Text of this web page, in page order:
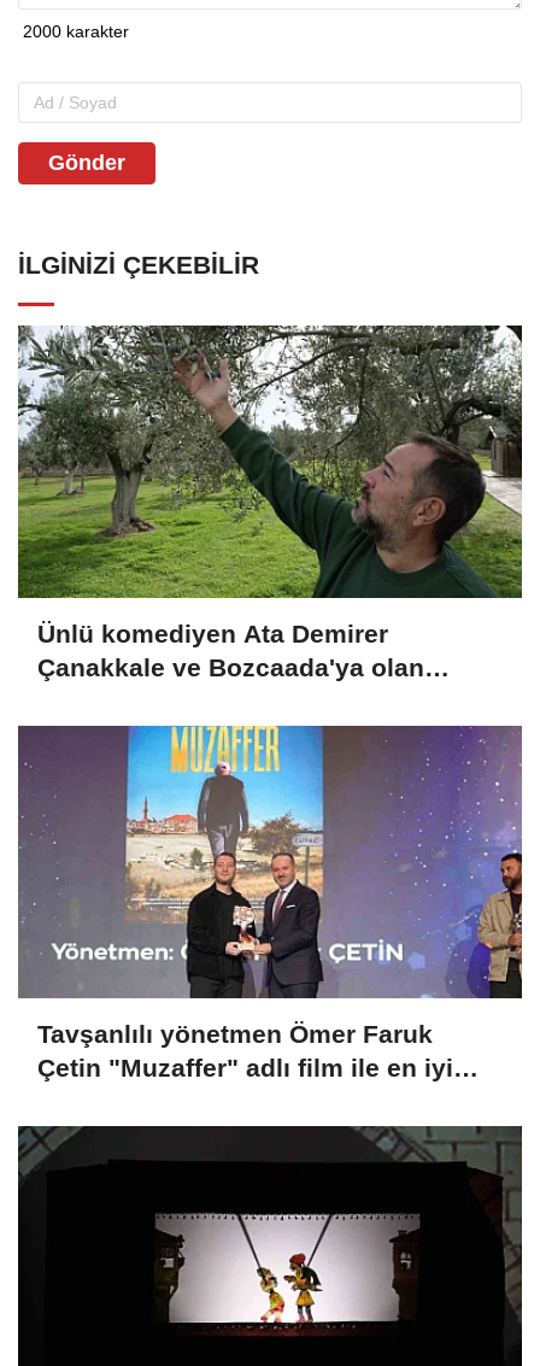
Gönder
İLGINIZI ÇEKEBILIR
Ünlü komediyen Ata Demirer
Çanakkale ve Bozcaada'ya olan
Tavşanlılı yönetmen Ömer Faruk
Çetin "Muzaffer" adlı film ile en iyi